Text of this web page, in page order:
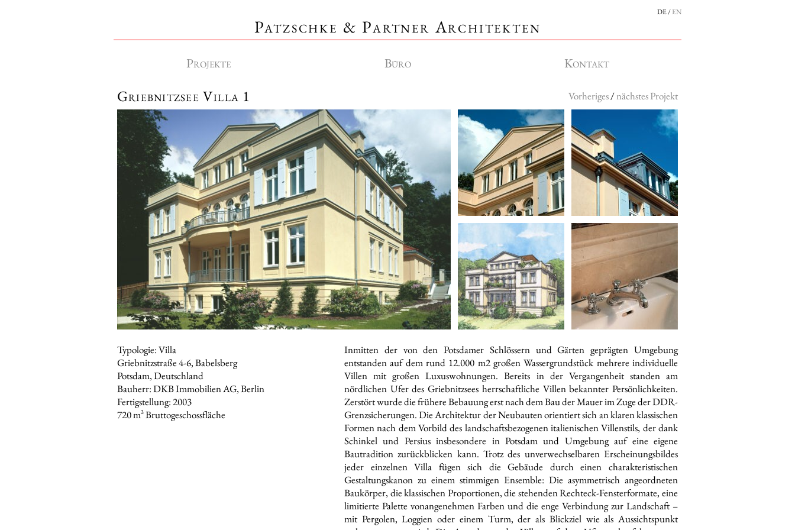
DE EN
Patzschke & Partner Architekten
Projekte Büro Kontakt
Griebnitzsee Villa 1 Vorheriges/nächstes Projekt
Inmitten der von den Potsdamer Schlössern und Gärten geprägten Umgebung
entstanden auf dem rund 12.000 m2 großen Wassergrundstück mehrere individuelle
Villen mit großen Luxuswohnungen. Bereits in der Vergangenheit standen am
nördlichen Ufer des Griebnitzsees herrschaftliche Villen bekannter Persönlichkeiten.
Zerstört wurde die frühere Bebauung erst nach dem Bau der Mauer im Zuge der DDR-
Grenzsicherungen. Die Architektur der Neubauten orientiert sich an klaren klassischen
Formen nach dem Vorbild des landschaftsbezogenen italienischen Villenstils, der dank
Schinkel und Persius insbesondere in Potsdam und Umgebung auf eine eigene
Bautradition zurückblicken kann. Trotz des unverwechselbaren Erscheinungsbildes
jeder einzelnen Villa fügen sich die Gebäude durch einen charakteristischen
Gestaltungskanon zu einem stimmigen Ensemble: Die asymmetrisch angeordneten
Baukörper, die klassischen Proportionen, die stehenden Rechteck-Fensterformate, eine
limitierte Palette vonangenehmen Farben und die enge Verbindung zur Landschaft –
mit Pergolen, Loggien oder einem Turm, der als Blickziel wie als Aussichtspunkt
Typologie: Villa
Griebnitzstraße 4-6, Babelsberg
Potsdam, Deutschland
Bauherr: DKB Immobilien AG, Berlin
Fertigstellung: 2003
720 m² Bruttogeschossfläche